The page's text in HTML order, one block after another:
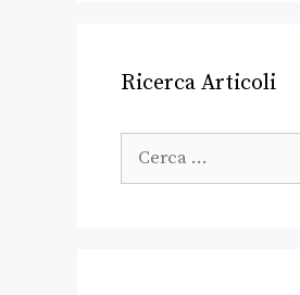
Ricerca Articoli